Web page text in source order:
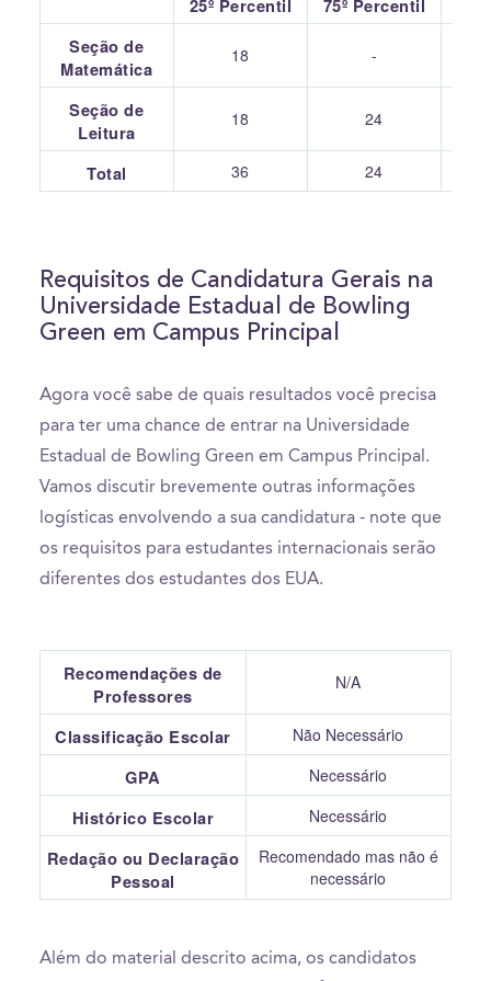
25º Percentil 75º Percentil
Seção de
Matemática
18 -
Seção de
Leitura
18 24
Total 36 24
Requisitos de Candidatura Gerais na
Universidade Estadual de Bowling
Green em Campus Principal
Agora você sabe de quais resultados você precisa
para ter uma chance de entrar na Universidade
Estadual de Bowling Green em Campus Principal.
Vamos discutir brevemente outras informações
logísticas envolvendo a sua candidatura - note que
os requisitos para estudantes internacionais serão
diferentes dos estudantes dos EUA.
Recomendações de
Professores
N/A
Classificação Escolar Não Necessário
GPA Necessário
Histórico Escolar Necessário
Redação ou Declaração
Pessoal
Recomendado mas não é
necessário
Além do material descrito acima, os candidatos